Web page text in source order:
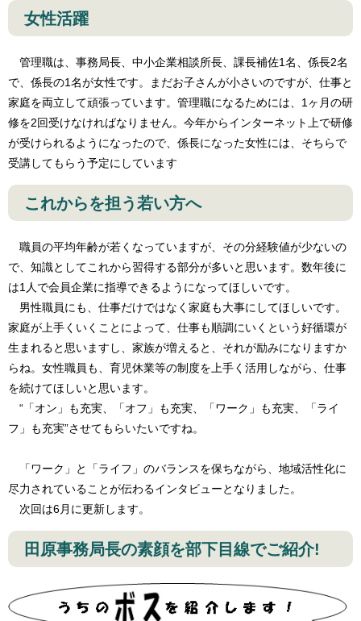
女性活躍
管理職は、事務局長、中小企業相談所長、課長補佐1名、係長2名
で、係長の1名が女性です。まだお子さんが小さいのですが、仕事と
家庭を両立して頑張っています。管理職になるためには、1ヶ月の研
修を2回受けなければなりません。今年からインターネット上で研修
が受けられるようになったので、係長になった女性には、そちらで
受講してもらう予定にしています
これからを担う若い方へ
職員の平均年齢が若くなっていますが、その分経験値が少ないの
で、知識としてこれから習得する部分が多いと思います。数年後に
は1人で会員企業に指導できるようになってほしいです。
男性職員にも、仕事だけではなく家庭も大事にしてほしいです。
家庭が上手くいくことによって、仕事も順調にいくという好循環が
生まれると思いますし、家族が増えると、それが励みになりますか
らね。女性職員も、育児休業等の制度を上手く活用しながら、仕事
を続けてほしいと思います。
“「オン」も充実、「オフ」も充実、「ワーク」も充実、「ライ
フ」も充実”させてもらいたいですね。
「ワーク」と「ライフ」のバランスを保ちながら、地域活性化に
尽力されていることが伝わるインタビューとなりました。
次回は6月に更新します。
田原事務局長の素顔を部下目線でご紹介!